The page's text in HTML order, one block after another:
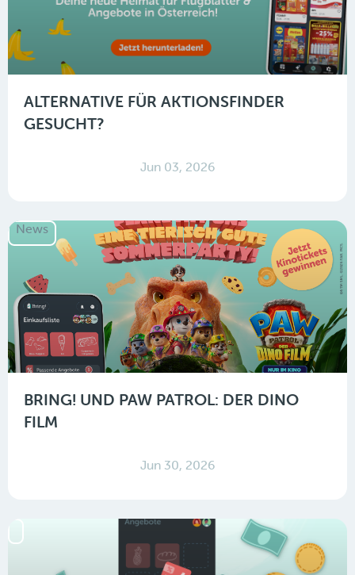
ALTERNATIVE FÜR AKTIONSFINDER
GESUCHT?
Jun 03, 2026
News
BRING! UND PAW PATROL: DER DINO
FILM
Jun 30, 2026